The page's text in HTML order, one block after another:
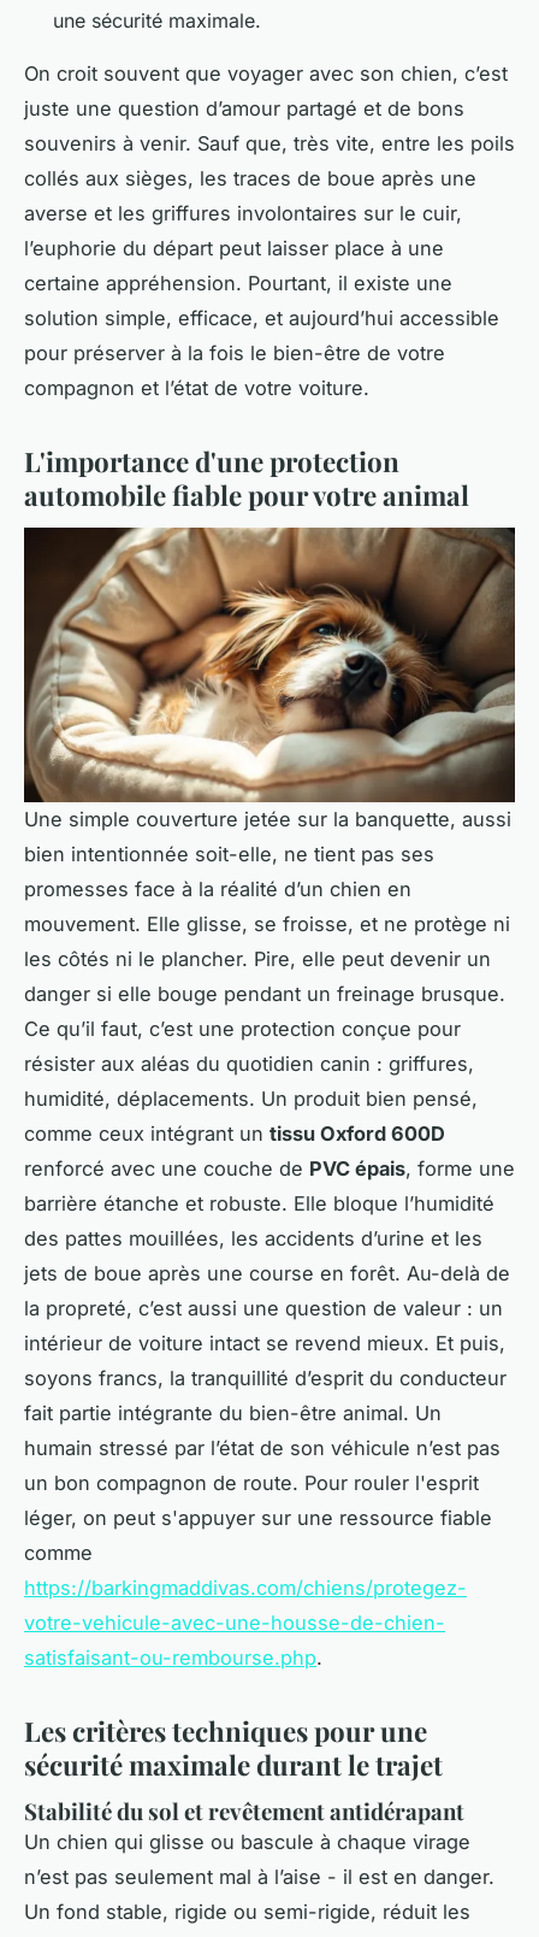
une sécurité maximale.
On croit souvent que voyager avec son chien, c’est
juste une question d’amour partagé et de bons
souvenirs à venir. Sauf que, très vite, entre les poils
collés aux sièges, les traces de boue après une
averse et les griffures involontaires sur le cuir,
l’euphorie du départ peut laisser place à une
certaine appréhension. Pourtant, il existe une
solution simple, efficace, et aujourd’hui accessible
pour préserver à la fois le bien-être de votre
compagnon et l’état de votre voiture.
L'importance d'une protection
automobile fiable pour votre animal
Une simple couverture jetée sur la banquette, aussi
bien intentionnée soit-elle, ne tient pas ses
promesses face à la réalité d’un chien en
mouvement. Elle glisse, se froisse, et ne protège ni
les côtés ni le plancher. Pire, elle peut devenir un
danger si elle bouge pendant un freinage brusque.
Ce qu’il faut, c’est une protection conçue pour
résister aux aléas du quotidien canin : griffures,
humidité, déplacements. Un produit bien pensé,
comme ceux intégrant un tissu Oxford 600D
renforcé avec une couche de PVC épais, forme une
barrière étanche et robuste. Elle bloque l’humidité
des pattes mouillées, les accidents d’urine et les
jets de boue après une course en forêt. Au-delà de
la propreté, c’est aussi une question de valeur : un
intérieur de voiture intact se revend mieux. Et puis,
soyons francs, la tranquillité d’esprit du conducteur
fait partie intégrante du bien-être animal. Un
humain stressé par l’état de son véhicule n’est pas
un bon compagnon de route. Pour rouler l'esprit
léger, on peut s'appuyer sur une ressource fiable
comme
https://barkingmaddivas.com/chiens/protegez-
votre-vehicule-avec-une-housse-de-chien-
satisfaisant-ou-rembourse.php.
Les critères techniques pour une
sécurité maximale durant le trajet
Stabilité du sol et revêtement antidérapant
Un chien qui glisse ou bascule à chaque virage
n’est pas seulement mal à l’aise - il est en danger.
Un fond stable, rigide ou semi-rigide, réduit les